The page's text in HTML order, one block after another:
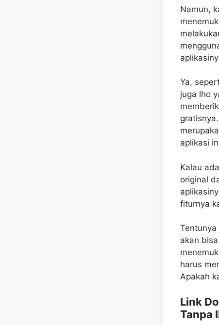
Namun,
Ya,
juga lho
aplikasi
Kalau
original
fiturnya
akan
harus
Apakah
Link
Tanpa